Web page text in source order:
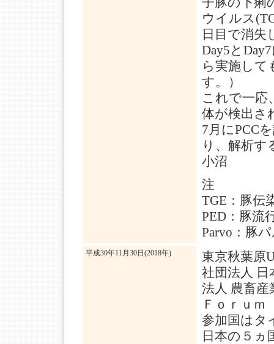
ウイルス
日目で消失
Day5と
ら実施して
す。）
これで一応
体が検出さ
7月にPCC
り、解析す
小沼
注
TGE：豚伝
PED：豚流
Parvo：豚
平成30年11月30日(2018年)
東京秋葉原
社団法人 日
法人 農畜
Ｆｏｒｕ
参加国はタ
日本の５